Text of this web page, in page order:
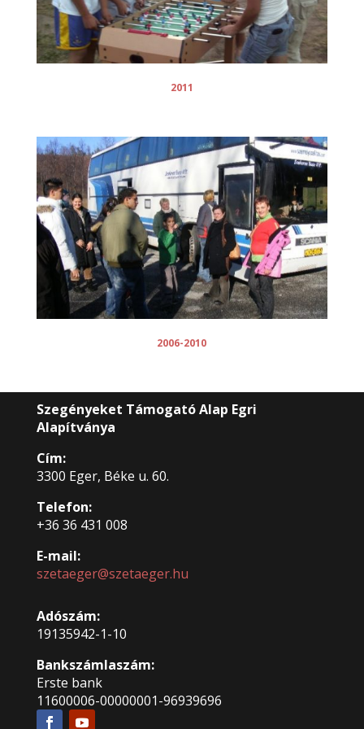
2011
2006-2010
Szegényeket Támogató Alap Egri
Alapítványa
Cím:
3300 Eger, Béke u. 60.
Telefon:
+36 36 431 008
E-mail:
szetaeger@szetaeger.hu
Adószám:
19135942-1-10
Bankszámlaszám:
Erste bank
11600006-00000001-96939696